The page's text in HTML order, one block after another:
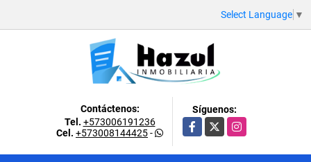
Select Language ▼
Contáctenos:
Tel. +573006191236
Cel. +573008144425-
Síguenos:
Facebook
X Instagram